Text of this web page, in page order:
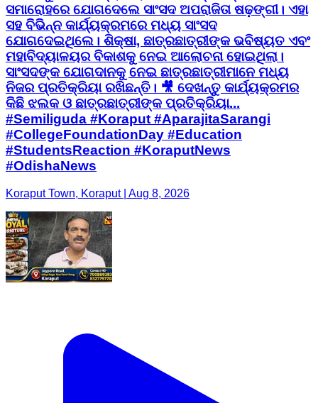
ସମାରୋହରେ ଯୋଗଦେଲେ ସାଂସଦ ଅପରାଜିତା ଷଢ଼ଙ୍ଗୀ। ଏହା
ସହ ବିଭିନ୍ନ କାର୍ଯ୍ୟକ୍ରମରେ ମଧ୍ୟ ସାଂସଦ
ଯୋଗଦେଇଥିଲେ। ଶିକ୍ଷା, ଛାତ୍ରଛାତ୍ରୀଙ୍କ ଭବିଷ୍ୟତ ଏବଂ
ମହାବିଦ୍ୟାଳୟର ବିକାଶକୁ ନେଇ ଆଲୋଚନା ହୋଇଥିଲା।
ସାଂସଦଙ୍କ ଯୋଗଦାନକୁ ନେଇ ଛାତ୍ରଛାତ୍ରୀମାନେ ମଧ୍ୟ
ନିଜର ପ୍ରତିକ୍ରିୟା ରଖିଛନ୍ତି। 🎥 ଦେଖନ୍ତୁ କାର୍ଯ୍ୟକ୍ରମର
କିଛି ଝଲକ ଓ ଛାତ୍ରଛାତ୍ରୀଙ୍କ ପ୍ରତିକ୍ରିୟା...
#Semiliguda #Koraput #AparajitaSarangi
#CollegeFoundationDay #Education
#StudentsReaction #KoraputNews
#OdishaNews
Koraput Town, Koraput | Aug 8, 2026